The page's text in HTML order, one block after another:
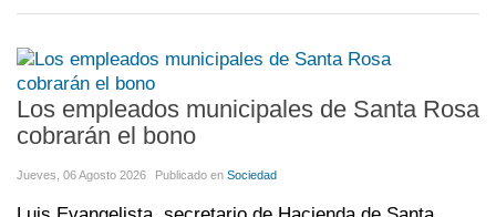
Los empleados municipales de Santa Rosa
cobrarán el bono
Jueves, 06 Agosto 2026 Publicado en Sociedad